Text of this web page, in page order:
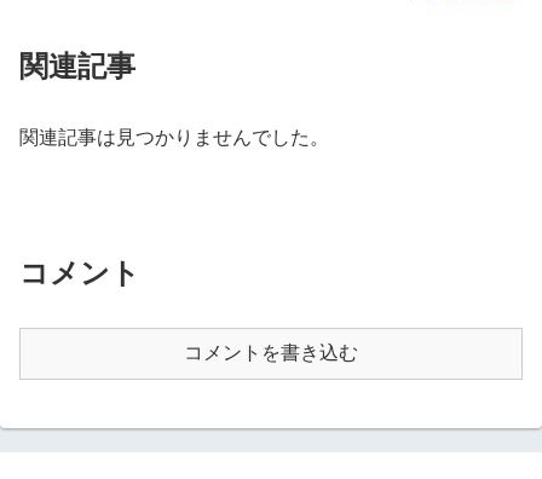
関連記事
関連記事は見つかりませんでした。
コメント
コメントを書き込む